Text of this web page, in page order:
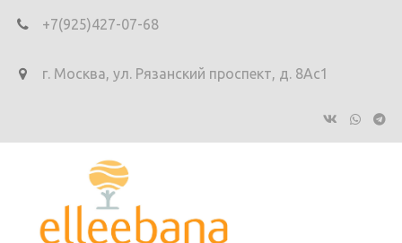
+7(925)427-07-68
г. Москва, ул. Рязанский проспект, д. 8Ас1